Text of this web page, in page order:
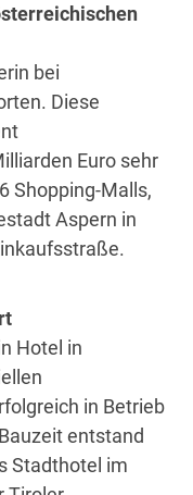
bei
Diese
Euro sehr
Shopping-Malls,
Aspern in
Hotel in
in Betrieb
entstand
Stadthotel im